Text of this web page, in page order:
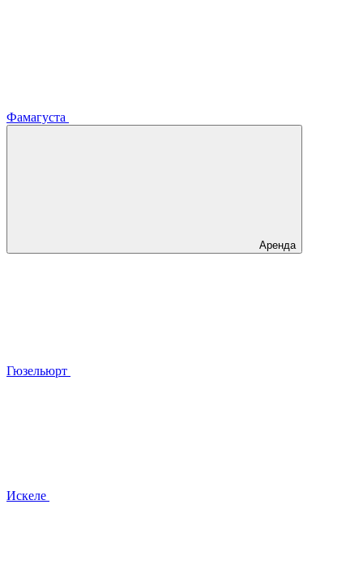
Фамагуста
Аренда
Гюзельюрт
Искеле